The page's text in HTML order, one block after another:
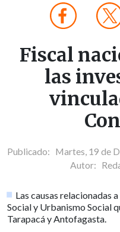
Fiscal
las
Publicado: Martes, 19 de
Autor:
Las causas relacionadas
Social y Urbanismo Social
Tarapacá y Antofagasta.